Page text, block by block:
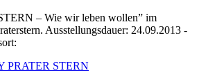
– Wie wir leben wollen” im
Ausstellungsdauer: 24.09.2013 -
PRATER STERN